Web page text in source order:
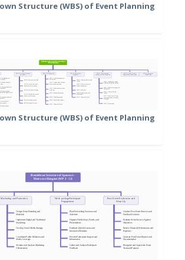
Structure (WBS) of Event Planning
Structure (WBS) of Event Planning